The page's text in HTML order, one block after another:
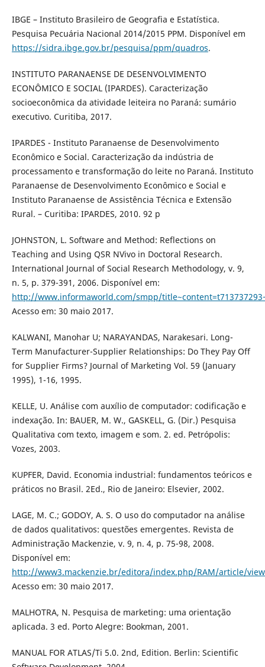
IBGE – Instituto Brasileiro de Geografia e Estatística.
Pesquisa Pecuária Nacional 2014/2015 PPM. Disponível em
https://sidra.ibge.gov.br/pesquisa/ppm/quadros.
INSTITUTO PARANAENSE DE DESENVOLVIMENTO
ECONÔMICO E SOCIAL (IPARDES). Caracterização
socioeconômica da atividade leiteira no Paraná: sumário
executivo. Curitiba, 2017.
IPARDES - Instituto Paranaense de Desenvolvimento
Econômico e Social. Caracterização da indústria de
processamento e transformação do leite no Paraná. Instituto
Paranaense de Desenvolvimento Econômico e Social e
Instituto Paranaense de Assistência Técnica e Extensão
Rural. – Curitiba: IPARDES, 2010. 92 p
JOHNSTON, L. Software and Method: Reflections on
Teaching and Using QSR NVivo in Doctoral Research.
International Journal of Social Research Methodology, v. 9,
n. 5, p. 379-391, 2006. Disponível em:
http://www.informaworld.com/smpp/
Acesso em: 30 maio 2017.
KALWANI, Manohar U; NARAYANDAS, Narakesari. Long-
Term Manufacturer-Supplier Relationships: Do They Pay Off
for Supplier Firms? Journal of Marketing Vol. 59 (January
1995), 1-16, 1995.
KELLE, U. Análise com auxílio de computador: codificação e
indexação. In: BAUER, M. W., GASKELL, G. (Dir.) Pesquisa
Qualitativa com texto, imagem e som. 2. ed. Petrópolis:
Vozes, 2003.
KUPFER, David. Economia industrial: fundamentos teóricos e
práticos no Brasil. 2Ed., Rio de Janeiro: Elsevier, 2002.
LAGE, M. C.; GODOY, A. S. O uso do computador na análise
de dados qualitativos: questões emergentes. Revista de
Administração Mackenzie, v. 9, n. 4, p. 75-98, 2008.
Disponível em:
http://www3.mackenzie.br/editora/index.php/RAM/article/
Acesso em: 30 maio 2017.
MALHOTRA, N. Pesquisa de marketing: uma orientação
aplicada. 3 ed. Porto Alegre: Bookman, 2001.
MANUAL FOR ATLAS/Ti 5.0. 2nd, Edition. Berlin: Scientific